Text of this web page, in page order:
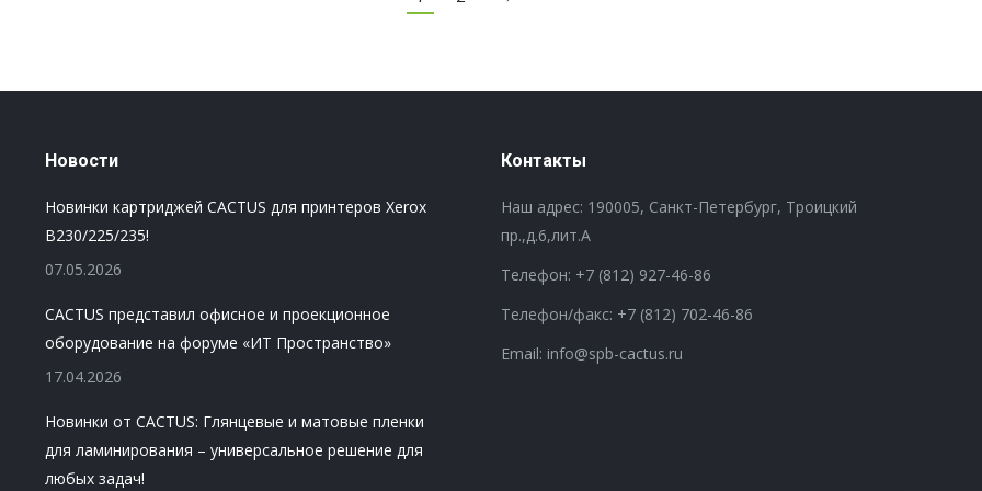
Новости
Новинки картриджей CACTUS для принтеров Xerox
B230/225/235!
07.05.2026
CACTUS представил офисное и проекционное
оборудование на форуме «ИТ Пространство»
17.04.2026
Новинки от CACTUS: Глянцевые и матовые пленки
для ламинирования – универсальное решение для
любых задач!
Контакты
Наш адрес: 190005, Санкт-Петербург, Троицкий
пр.,д.6,лит.А
Телефон: +7 (812) 927-46-86
Телефон/факс: +7 (812) 702-46-86
Email: info@spb-cactus.ru